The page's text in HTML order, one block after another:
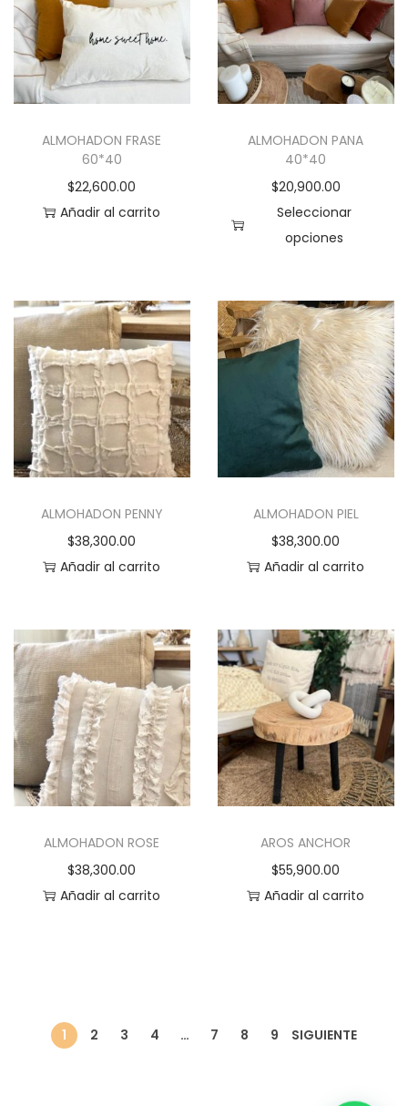
r
o
t
t
e
m
ú
l
t
i
p
l
v
a
i
a
n
t
L
ALMOHADON FRASE
60*40
$22,600.00
Añadir al carrito
ALMOHADON PANA
40*40
$20,900.00
Seleccionar
opciones
t
e
p
r
o
d
u
t
o
t
n
e
m
ú
l
t
i
l
e
s
a
ALMOHADON PENNY
$38,300.00
Añadir al carrito
ALMOHADON PIEL
$38,300.00
Añadir al carrito
ALMOHADON ROSE
$38,300.00
Añadir al carrito
AROS ANCHOR
$55,900.00
Añadir al carrito
1 2 3 4 … 7 8 9 SIGUIENTE